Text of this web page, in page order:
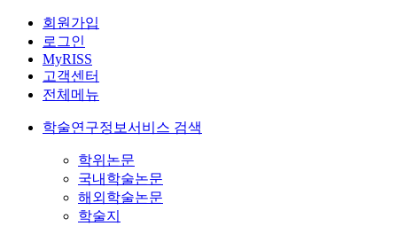
회원가입
로그인
MyRISS
고객센터
전체메뉴
학술연구정보서비스 검색
학위논문
국내학술논문
해외학술논문
학술지